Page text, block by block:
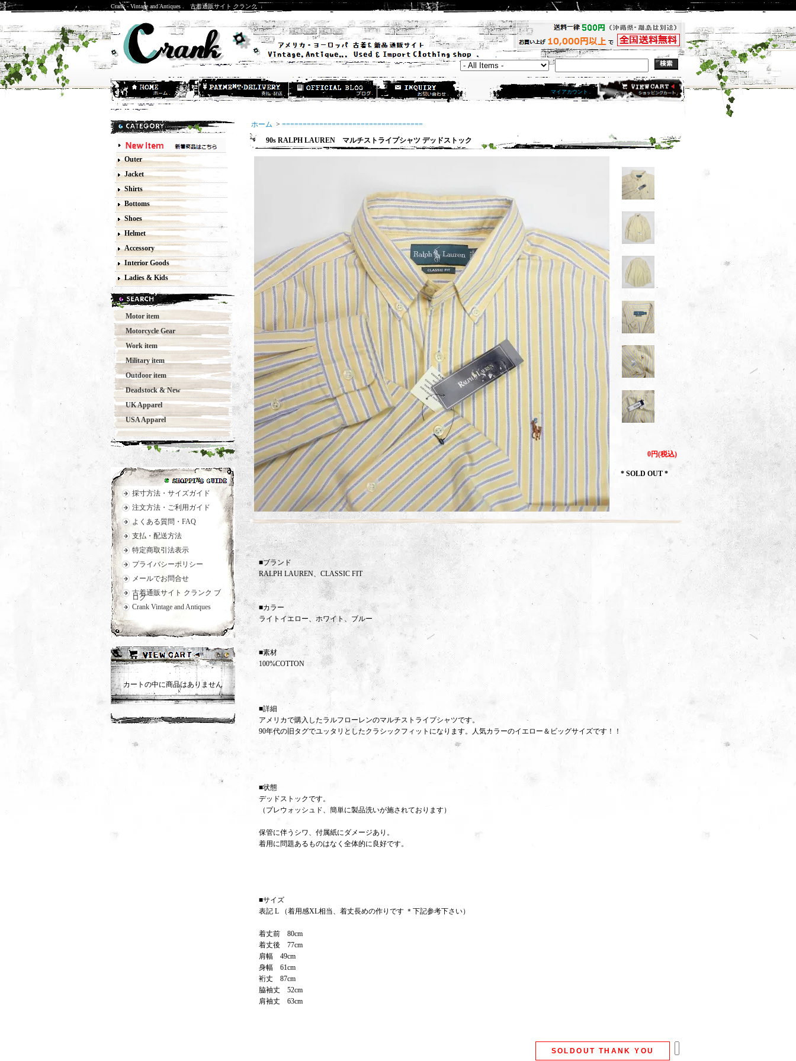
Crank - Vintage and Antiques . 古着通販サイト クランク
マイアカウント .
Outer
Jacket
Shirts
Bottoms
Shoes
Helmet
Accessory
Interior Goods
Ladies & Kids
Motor item
Motorcycle Gear
Work item
Military item
Outdoor item
Deadstock & New
UK Apparel
USA Apparel
採寸方法・サイズガイド
注文方法・ご利用ガイド
よくある質問・FAQ
支払・配送方法
特定商取引法表示
プライバシーポリシー
メールでお問合せ
古着通販サイト クランク ブ
ログ
Crank Vintage and Antiques
カートの中に商品はありません
ホーム > ==================================
90s RALPH LAUREN マルチストライプシャツ デッドストック
0円(税込)
* SOLD OUT *
■ブランド
RALPH LAUREN、CLASSIC FIT
■カラー
ライトイエロー、ホワイト、ブルー
■素材
100%COTTON
■詳細
アメリカで購入したラルフローレンのマルチストライプシャツです。
90年代の旧タグでユッタリとしたクラシックフィットになります。人気カラーのイエロー＆ビッグサイズです！！
■状態
デッドストックです。
（プレウォッシュド、簡単に製品洗いが施されております）
保管に伴うシワ、付属紙にダメージあり。
着用に問題あるものはなく全体的に良好です。
■サイズ
表記 L （着用感XL相当、着丈長めの作りです ＊下記参考下さい）
着丈前 80cm
着丈後 77cm
肩幅 49cm
身幅 61cm
裄丈 87cm
脇袖丈 52cm
肩袖丈 63cm
SOLDOUT THANK YOU